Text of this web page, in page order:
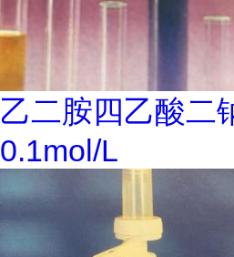
乙二胺四乙酸二
0.1mol/L